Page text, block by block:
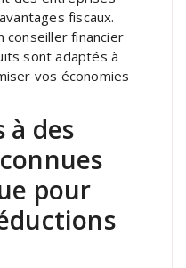
fiscaux.
conseiller financier
sont adaptés à
vos économies
à des
pour